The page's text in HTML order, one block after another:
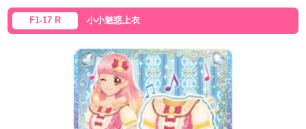
F1-17 R 小小魅惑上衣